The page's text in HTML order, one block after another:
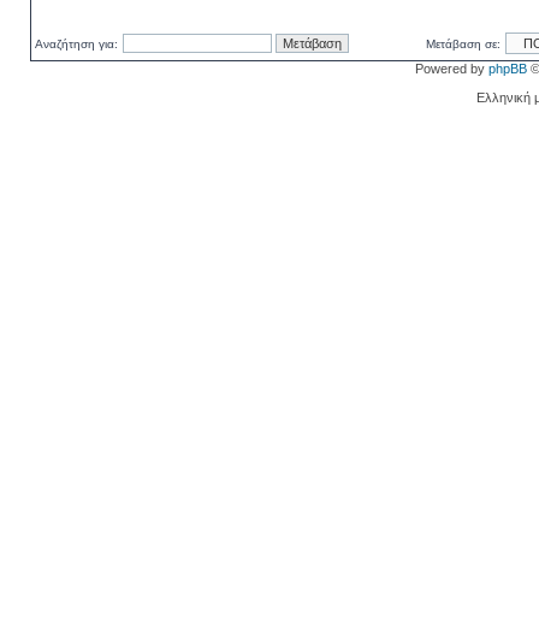
Αναζήτηση για: Μετάβαση σε:
Powered by phpBB
Ελληνική